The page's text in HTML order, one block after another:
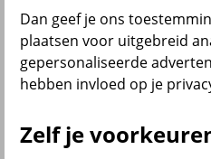
Pensioen en lijfrente
Dan geef je ons
plaatsen voor uitgebreid
gepersonaliseerde
hebben invloed op je
Zelf je